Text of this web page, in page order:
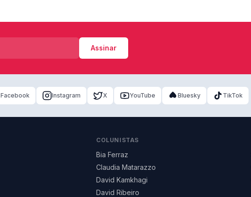
Assinar
Facebook Instagram X YouTube Bluesky TikTok
COLUNISTAS
Bia Ferraz
Claudia Matarazzo
David Kamkhagi
David Ribeiro